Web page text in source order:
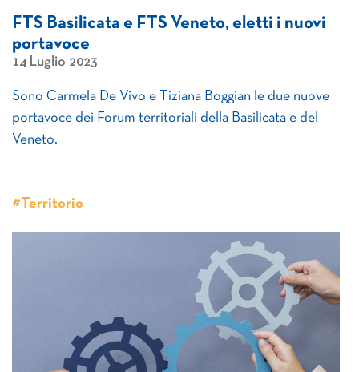
FTS Basilicata e FTS Veneto, eletti i nuovi
portavoce
14 Luglio 2023
Sono Carmela De Vivo e Tiziana Boggian le due nuove
portavoce dei Forum territoriali della Basilicata e del
Veneto.
#Territorio